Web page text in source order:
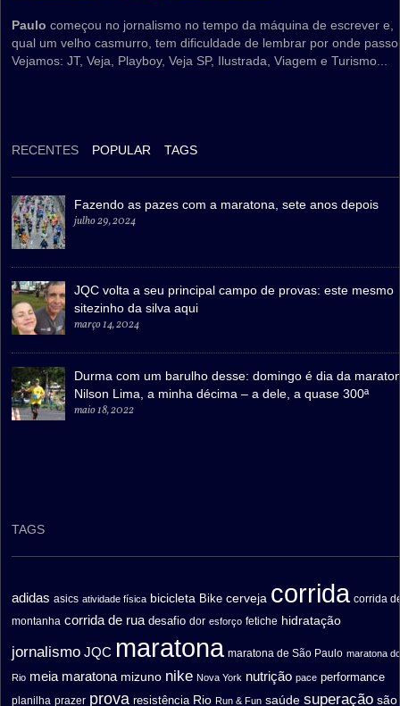
Paulo começou no jornalismo no tempo da máquina de escrever e,
qual um velho casmurro, tem dificuldade de lembrar por onde
Vejamos: JT, Veja, Playboy, Veja SP, Ilustrada, Viagem e Turismo...
RECENTES POPULAR TAGS
Fazendo as pazes com a maratona, sete anos depois
julho 29, 2024
JQC volta a seu principal campo de provas: este mesmo
sitezinho da silva aqui
março 14, 2024
Durma com um barulho desse: domingo é dia da
Nilson Lima, a minha décima – a dele, a quase 300ª
maio 18, 2022
TAGS
adidas asics atividade física bicicleta Bike cerveja corrida corrida
montanha corrida de rua desafio dor esforço fetiche hidratação
jornalismo JQC maratona maratona de São Paulo maratona
Rio meia maratona mizuno nike Nova York nutrição pace performance
planilha prazer prova resistência Rio Run & Fun saúde superação são